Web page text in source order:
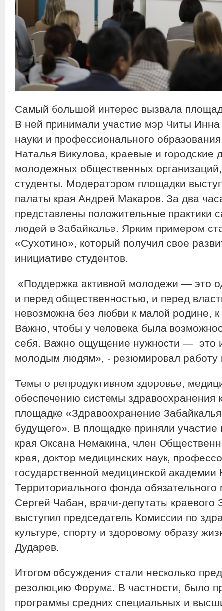
Самый большой интерес вызвала
В ней принимали участие мэр Читы
науки и профессионального
Наталья Викулова, краевые и городские
молодежных общественных
студенты. Модератором площадки
палаты края Андрей Макаров. За два
представлены положительные практики
людей в Забайкалье. Ярким примером
«Сухотино», который получил свое
инициативе студентов.
«Поддержка активной молодежи — это
и перед общественностью, и перед
невозможна без любви к малой родине, к
Важно, чтобы у человека была
себя. Важно ощущение нужности — это
молодым людям», - резюмировал
Темы о репродуктивном здоровье,
обеспечению системы здравоохранения
площадке «Здравоохранение
будущего». В площадке приняли участие
края Оксана Немакина, член
края, доктор медицинских наук,
государственной медицинской
Территориального фонда обязательного
Сергей Чабан, врачи-депутаты
выступил председатель Комиссии по
культуре, спорту и здоровому образу
Дударев.
Итогом обсуждения стали несколько
резолюцию Форума. В частности, было
программы средних специальных и